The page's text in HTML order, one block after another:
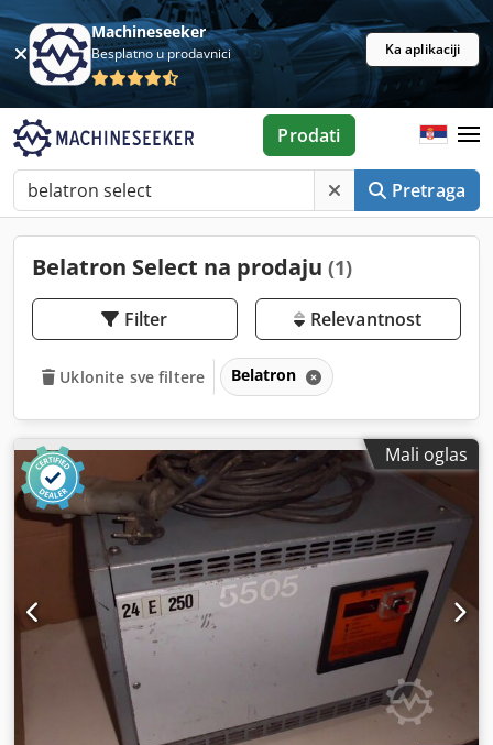
Machineseeker
Besplatno u prodavnici Ka aplikaciji
Pretraga
Prodati
Belatron Select na prodaju (1)
Filter Relevantnost
Uklonite sve filtere Belatron
Mali oglas